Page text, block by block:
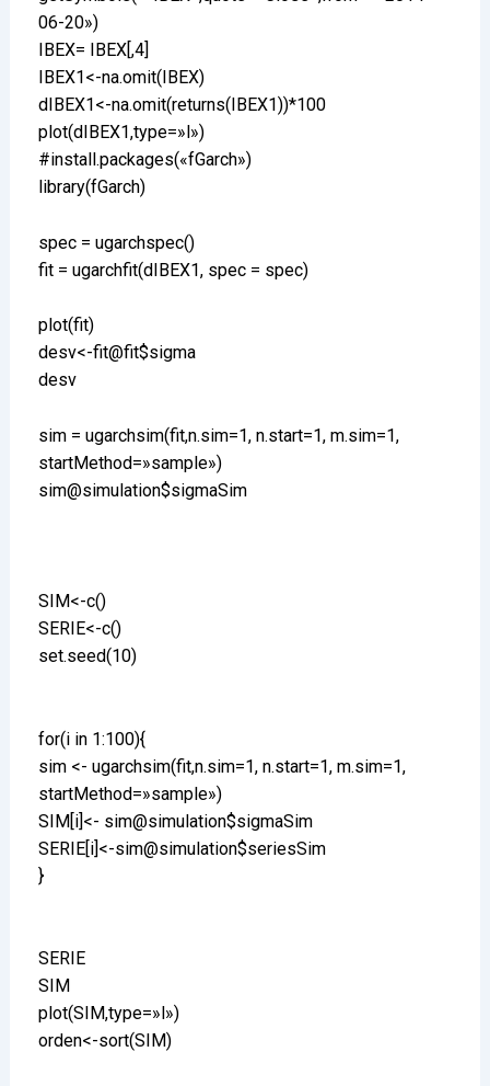
06-20»)
IBEX= IBEX[,4]
IBEX1<-na.omit(IBEX)
dIBEX1<-na.omit(returns(IBEX1))*100
plot(dIBEX1,type=»l»)
#install.packages(«fGarch»)
library(fGarch)
spec = ugarchspec()
fit = ugarchfit(dIBEX1, spec = spec)
plot(fit)
desv<-fit@fit$sigma
desv
sim = ugarchsim(fit,n.sim=1, n.start=1, m.sim=1,
startMethod=»sample»)
sim@simulation$sigmaSim
SIM<-c()
SERIE<-c()
set.seed(10)
for(i in 1:100){
sim <- ugarchsim(fit,n.sim=1, n.start=1, m.sim=1,
startMethod=»sample»)
SIM[i]<- sim@simulation$sigmaSim
SERIE[i]<-sim@simulation$seriesSim
}
SERIE
SIM
plot(SIM,type=»l»)
orden<-sort(SIM)